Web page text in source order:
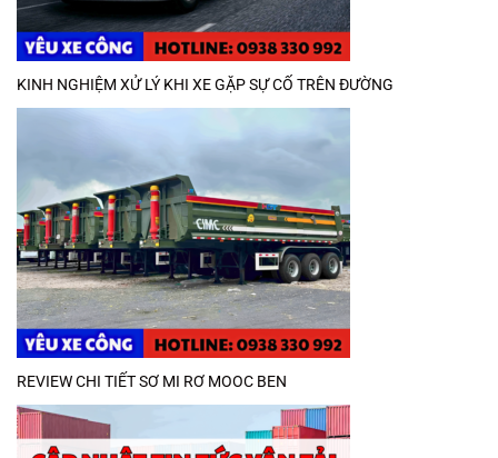
KINH NGHIỆM XỬ LÝ KHI XE GẶP SỰ CỐ TRÊN ĐƯỜNG
REVIEW CHI TIẾT SƠ MI RƠ MOOC BEN